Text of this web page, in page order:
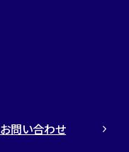
お問い合わせ